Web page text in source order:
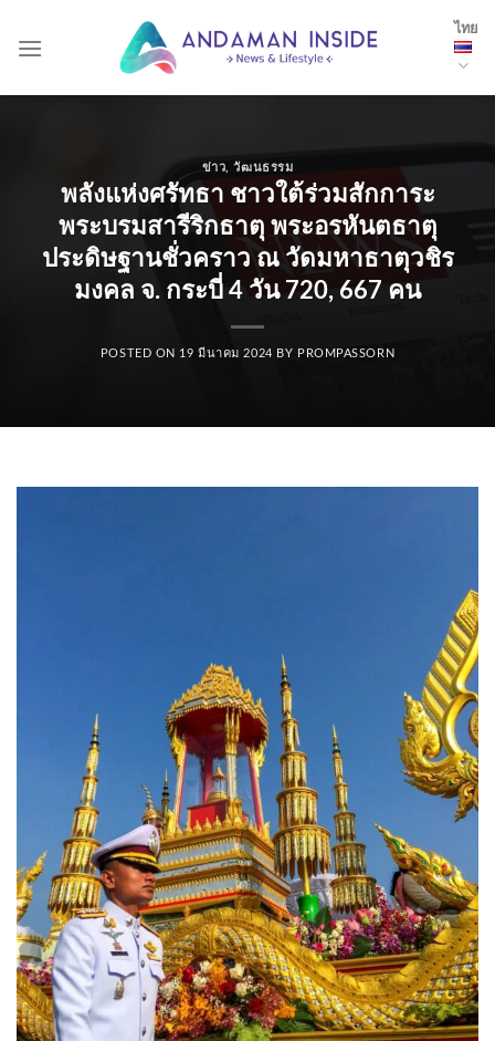
ไทย
ข่าว ,วัฒนธรรม
พลังแห่งศรัทธา ชาวใต้ร่วมสักการะ
พระบรมสารีริกธาตุ พระอรหันตธาตุ
ประดิษฐานชั่วคราว ณ วัดมหาธาตุวชิร
มงคล จ. กระบี่ 4 วัน 720, 667 คน
POSTED ON 19 มีนาคม 2024 BY PROMPASSORN